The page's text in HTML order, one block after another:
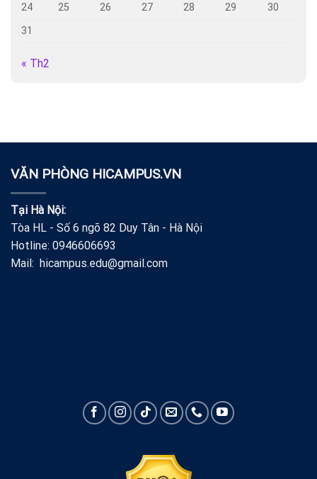
24
25 26 27 28 29
30
31
« Th2
VĂN PHÒNG HICAMPUS.VN
Tại Hà Nội:
Tòa HL - Số 6 ngõ 82 Duy Tân - Hà Nội
Hotline: 0946606693
Mail: hicampus.edu@gmail.com